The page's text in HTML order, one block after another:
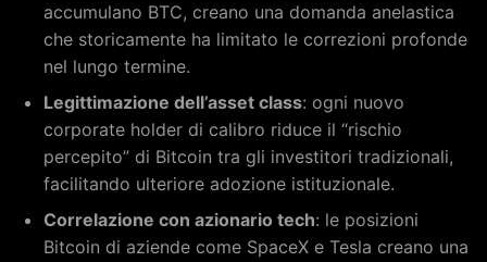
accumulano BTC, creano una domanda anelastica
che storicamente ha limitato le correzioni profonde
nel lungo termine.
Legittimazione dell’asset class: ogni nuovo
corporate holder di calibro riduce il “rischio
percepito” di Bitcoin tra gli investitori tradizionali,
facilitando ulteriore adozione istituzionale.
Correlazione con azionario tech: le posizioni
Bitcoin di aziende come SpaceX e Tesla creano una